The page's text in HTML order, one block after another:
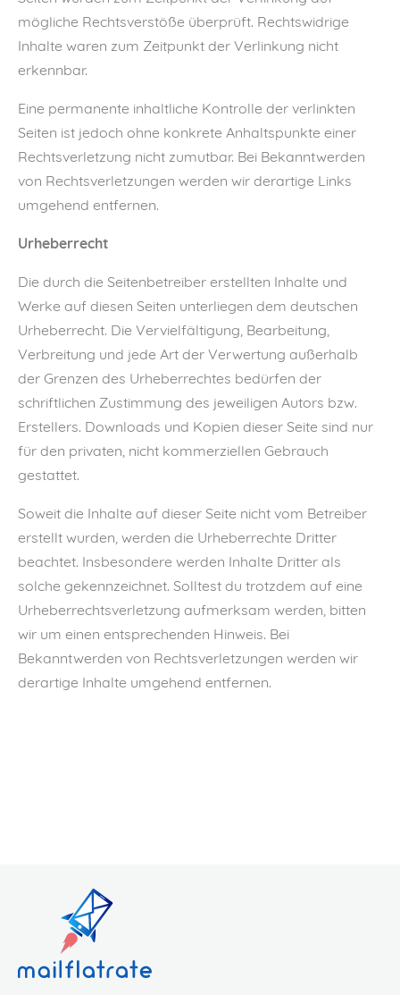
mögliche Rechtsverstöße überprüft. Rechtswidrige
Inhalte waren zum Zeitpunkt der Verlinkung nicht
erkennbar.
Eine permanente inhaltliche Kontrolle der verlinkten
Seiten ist jedoch ohne konkrete Anhaltspunkte einer
Rechtsverletzung nicht zumutbar. Bei Bekanntwerden
von Rechtsverletzungen werden wir derartige Links
umgehend entfernen.
Urheberrecht
Die durch die Seitenbetreiber erstellten Inhalte und
Werke auf diesen Seiten unterliegen dem deutschen
Urheberrecht. Die Vervielfältigung, Bearbeitung,
Verbreitung und jede Art der Verwertung außerhalb
der Grenzen des Urheberrechtes bedürfen der
schriftlichen Zustimmung des jeweiligen Autors bzw.
Erstellers. Downloads und Kopien dieser Seite sind nur
für den privaten, nicht kommerziellen Gebrauch
gestattet.
Soweit die Inhalte auf dieser Seite nicht vom Betreiber
erstellt wurden, werden die Urheberrechte Dritter
beachtet. Insbesondere werden Inhalte Dritter als
solche gekennzeichnet. Solltest du trotzdem auf eine
Urheberrechtsverletzung aufmerksam werden, bitten
wir um einen entsprechenden Hinweis. Bei
Bekanntwerden von Rechtsverletzungen werden wir
derartige Inhalte umgehend entfernen.